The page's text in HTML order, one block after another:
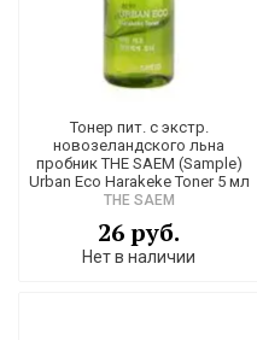
Тонер пит. с экстр.
новозеландского льна
пробник THE SAEM (Sample)
Urban Eco Harakeke Toner 5 мл
THE SAEM
26 руб.
Нет в наличии